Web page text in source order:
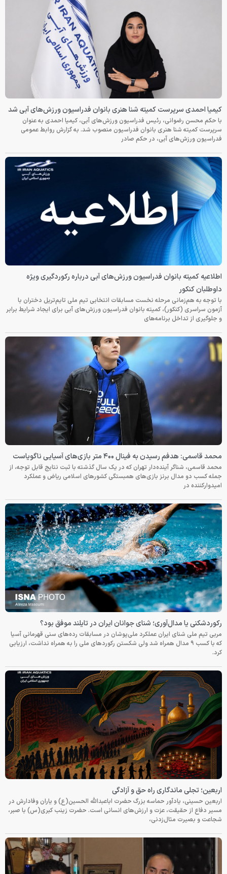
کیمیا احمدی سرپرست کمیته شنا هنری بانوان فدراسیون ورزش‌های آبی شد
با حکم محسن رضوانی، رئیس فدراسیون ورزش‌های آبی، کیمیا احمدی به عنوان
سرپرست کمیته شنا هنری بانوان فدراسیون منصوب شد. به گزارش روابط عمومی
فدراسیون ورزش‌های آبی، در حکم صادر
اطلاعیه کمیته بانوان فدراسیون ورزش‌های آبی درباره رکوردگیری ویژه
داوطلبان کنکور
با توجه به هم‌زمانی مرحله نخست مسابقات انتخابی تیم ملی تایم‌تریل دختران با
آزمون سراسری (کنکور)، کمیته بانوان فدراسیون ورزش‌های آبی برای ایجاد شرایط برابر
و جلوگیری از تداخل برنامه‌های
محمد قاسمی: هدفم رسیدن به فینال ۴۰۰ متر بازی‌های آسیایی ناگویاست
محمد قاسمی، شناگر آینده‌دار تهران که در یک سال گذشته با ثبت نتایج قابل توجه، از
جمله کسب دو مدال برنز بازی‌های همبستگی کشورهای اسلامی ریاض و عملکرد
امیدوارکننده در
رکوردشکنی یا مدال‌آوری؛ شنای جوانان ایران در تایلند موفق بود؟
مربی تیم ملی شنای ایران عملکرد ملی‌پوشان در مسابقات رده‌های سنی قهرمانی آسیا
که با کسب ۹ مدال همراه شد ولی شکستن رکوردهای ملی را به همراه نداشت، ارزیابی
کرد.
اربعین؛ تجلی ماندگاری راه حق و آزادگی
اربعین حسینی، یادآور حماسه بزرگ حضرت اباعبدالله الحسین(ع) و یاران وفادارش در
مسیر دفاع از حقیقت، عزت و ارزش‌های انسانی است. حضرت زینب کبری(س) با صبر،
شجاعت و بصیرت مثال‌زدنی،